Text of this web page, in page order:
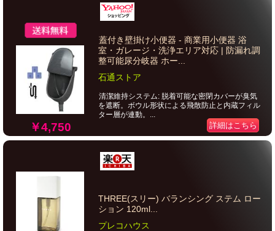
￥4,750
蓋付き壁掛け小便器 - 商業用小便器 浴
室・ガレージ・洗浄エリア対応 | 防漏れ調
整可能尿分岐器 ホー...
石通ストア
清潔維持システム: 脱着可能な密閉カバーが臭気
を遮断。ボウル形状による飛散防止と内蔵フィル
ター層が連動。...
詳細はこちら
THREE(スリー) バランシング ステム ロー
ション 120ml...
プレコハウス